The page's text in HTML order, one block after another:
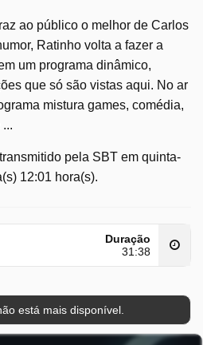
ao público o melhor de Carlos
Ratinho volta a fazer a
um programa dinâmico,
que só são vistas aqui. No ar
mistura games, comédia,
pela SBT em quinta-
12:01 hora(s).
Duração
31:38
está mais disponível.